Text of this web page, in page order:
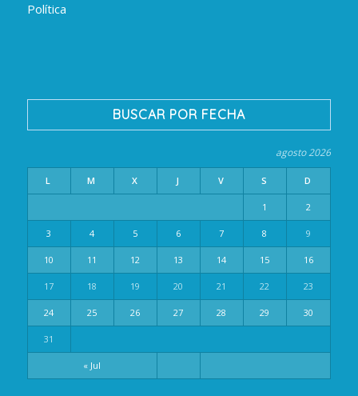
Política
BUSCAR POR FECHA
agosto 2026
L M X J V S D
« Jul
1 2
3 4 5 6 7 8 9
10 11 12 13 14 15 16
17 18 19 20 21 22 23
24 25 26 27 28 29 30
31